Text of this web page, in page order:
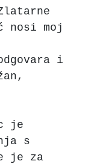
nosi moj
i
je
s
je za